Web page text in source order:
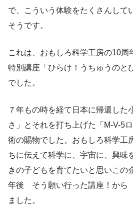
で、こういう体験をたくさんして
そうです。
これは、おもしろ科学工房の10周
特別講座「ひらけ！うちゅうのと
でした。
７年もの時を経て日本に帰還した
さ」とそれを打ち上げた「M-V-5
術の賜物でした。おもしろ科学工
ちに伝えて科学に、宇宙に、興味
きの子どもを育てたいと思いこの
年後 そう願い行った講座！から
ました。